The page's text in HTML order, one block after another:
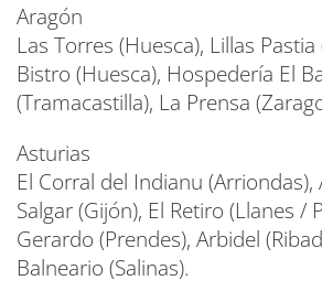
Aragón
Las Torres (Huesca), Lillas
Bistro (Huesca), Hospedería El
(Tramacastilla), La Prensa
Asturias
El Corral del Indianu (Arriondas),
Salgar (Gijón), El Retiro (Llanes /
Gerardo (Prendes), Arbidel
Balneario (Salinas).